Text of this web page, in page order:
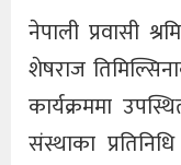
नेपाली प्रवासी
शेषराज
कार्यक्रममा
संस्थाका